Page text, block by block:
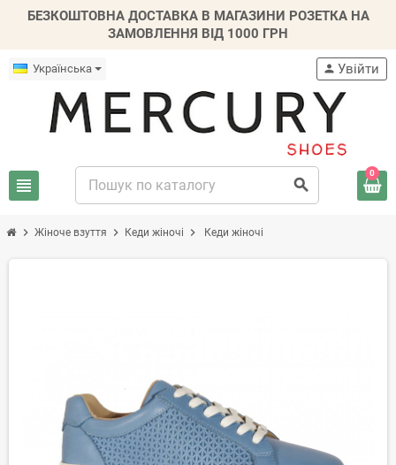
БЕЗКОШТОВНА ДОСТАВКА В МАГАЗИНИ РОЗЕТКА НА
ЗАМОВЛЕННЯ ВІД 1000 ГРН
Українська
view_headline search
person Увійти
0
chevron_right Жіноче взуття chevron_right Кеди жіночі chevron_right Кеди жіночі